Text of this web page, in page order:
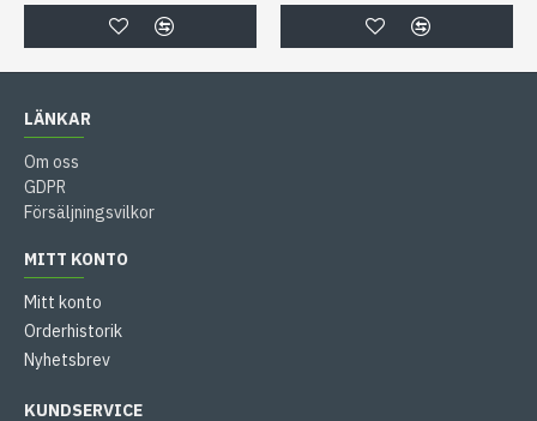
LÄNKAR
Om oss
GDPR
Försäljningsvilkor
MITT KONTO
Mitt konto
Orderhistorik
Nyhetsbrev
KUNDSERVICE